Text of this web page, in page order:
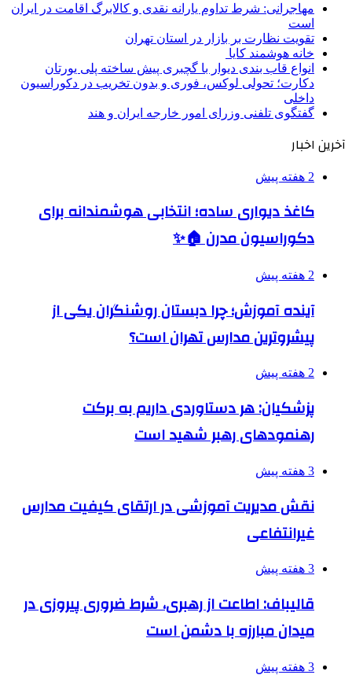
مهاجرانی: شرط تداوم یارانه نقدی و کالابرگ اقامت در ایران
است
تقویت نظارت بر بازار در استان تهران
خانه هوشمند کایا
انواع قاب بندی دیوار با گچبری پیش ساخته پلی یورتان
دکارت؛ تحولی لوکس، فوری و بدون تخریب در دکوراسیون
داخلی
گفتگوی تلفنی وزرای امور خارجه ایران و هند
آخرین اخبار
2 هفته پیش
کاغذ دیواری ساده؛ انتخابی هوشمندانه برای
دکوراسیون مدرن 🏠✨
2 هفته پیش
آینده آموزش؛ چرا دبستان روشنگران یکی از
پیشروترین مدارس تهران است؟
2 هفته پیش
پزشکیان: هر دستاوردی داریم به برکت
رهنمودهای رهبر شهید است
3 هفته پیش
نقش مدیریت آموزشی در ارتقای کیفیت مدارس
غیرانتفاعی
3 هفته پیش
قالیباف: اطاعت از رهبری، شرط ضروری پیروزی در
میدان مبارزه با دشمن است
3 هفته پیش